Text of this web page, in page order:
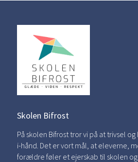
Skolen Bifrost
På skolen Bifrost tror vi på at trivsel
i-hånd. Det er vort mål, at eleverne,
forældre føler et ejerskab til skolen